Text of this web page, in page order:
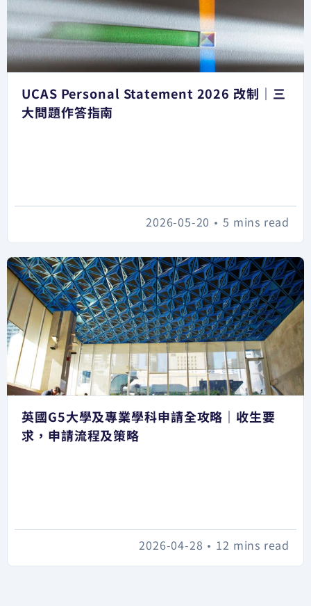
UCAS Personal Statement 2026 改制｜三
大問題作答指南
5 mins read
•
2026-05-20
英國G5大學及專業學科申請全攻略｜收生要
求，申請流程及策略
12 mins read
•
2026-04-28